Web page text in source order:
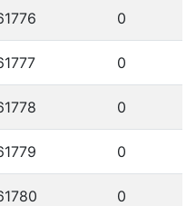
0
0
0
0
0